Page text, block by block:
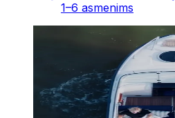
1–6 asmenims